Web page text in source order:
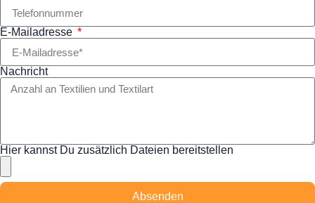
E-Mailadresse
Nachricht
Hier kannst Du zusätzlich Dateien bereitstellen
Absenden